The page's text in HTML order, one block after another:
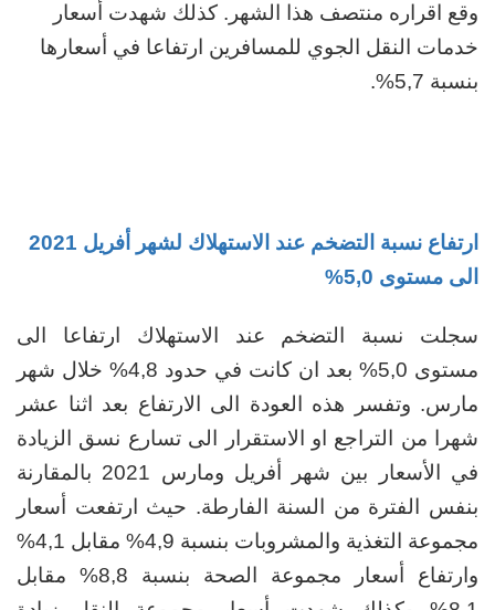
وقع اقراره منتصف هذا الشهر. كذلك شهدت أسعار
خدمات النقل الجوي للمسافرين ارتفاعا في أسعارها
بنسبة 5,7%
.
ارتفاع نسبة التضخم عند الاستهلاك لشهر أفريل 2021
الى مستوى 5,0%
سجلت نسبة التضخم عند الاستهلاك ارتفاعا الى
مستوى
5,0% بعد ان كانت في حدود 4,8% خلال شهر
مارس. وتفسر هذه العودة الى الارتفاع بعد اثنا عشر
شهرا من التراجع او الاستقرار الى تسارع نسق الزيادة
في الأسعار بين شهر أفريل ومارس 2021 بالمقارنة
بنفس الفترة من السنة الفارطة. حيث ارتفعت أسعار
مجموعة التغذية والمشروبات بنسبة 4,9% مقابل 4,1%
وارتفاع أسعار مجموعة الصحة بنسبة 8,8% مقابل